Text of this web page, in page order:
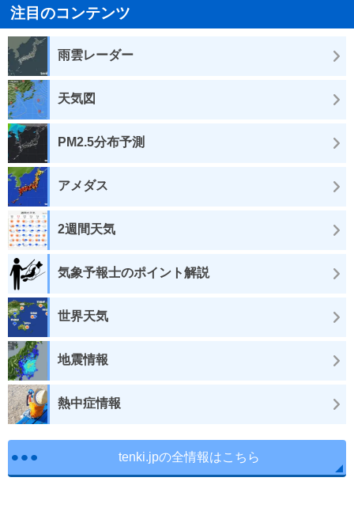
注目のコンテンツ
雨雲レーダー
天気図
PM2.5分布予測
アメダス
2週間天気
気象予報士のポイント解説
世界天気
地震情報
熱中症情報
tenki.jpの全情報はこちら